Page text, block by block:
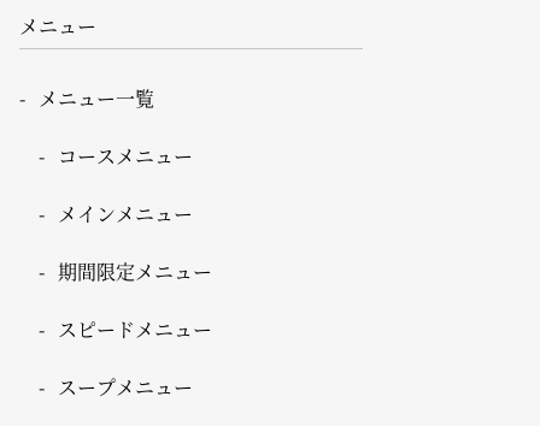
メニュー
メニュー一覧
コースメニュー
メインメニュー
期間限定メニュー
スピードメニュー
スープメニュー